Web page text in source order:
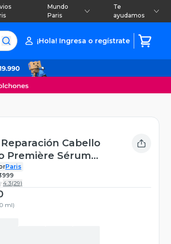
Mundo
Paris
Te
ayudamos
¡Hola! Ingresa o regístrate
Cabello
Première Sérum
90 ml
Paris
4.3(29)
ml)